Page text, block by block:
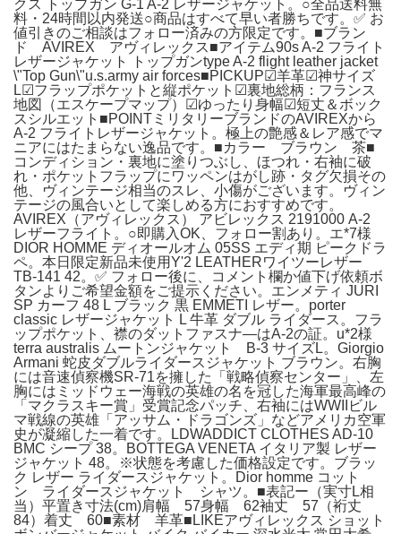
クス トップガン G-1 A-2 レザージャケット。○全品送料無
料・24時間以内発送○商品はすべて早い者勝ちです。✅ お
値引きのご相談はフォロー済みの方限定です。■ブラン
ド AVIREX アヴィレックス■アイテム90s A-2 フライト
レザージャケット トップガンtype A-2 flight leather jacket
\"Top Gun\"u.s.army air forces■PICKUP☑︎羊革☑︎神サイズ
L☑︎フラップポケットと縦ポケット☑︎裏地総柄：フランス
地図（エスケープマップ）☑︎ゆったり身幅☑︎短丈＆ボック
スシルエット■POINTミリタリーブランドのAVIREXから
A-2 フライトレザージャケット。極上の艶感＆レア感でマ
ニアにはたまらない逸品です。■カラー ブラウン 茶■
コンディション・裏地に塗りつぶし、ほつれ・右袖に破
れ・ポケットフラップにワッペンはがし跡・タグ欠損その
他、ヴィンテージ相当のスレ、小傷がございます。ヴィン
テージの風合いとして楽しめる方におすすめです。
AVIREX（アヴィレックス） アビレックス 2191000 A-2
レザーフライト。○即購入OK、フォロー割あり。エ*7様
DIOR HOMME ディオールオム 05SS エディ期 ピークドラ
ペ。本日限定新品未使用Y'2 LEATHERワイツーレザー
TB-141 42。✅ フォロー後に、コメント欄か値下げ依頼ボ
タンよりご希望金額をご提示ください。エンメティ JURI
SP カーフ 48 L ブラック 黒 EMMETI レザー。porter
classic レザージャケット L 牛革 ダブル ライダース。フラ
ップポケット、襟のダットファスナ―はA-2の証。u*2様
terra australis ムートンジャケット B-3 サイズL。Giorgio
Armani 蛇皮ダブルライダースジャケット ブラウン。右胸
には音速偵察機SR-71を擁した「戦略偵察センター」、左
胸にはミッドウェー海戦の英雄の名を冠した海軍最高峰の
「マクラスキー賞」受賞記念パッチ、右袖にはWWIIビル
マ戦線の英雄「アッサム・ドラゴンズ」などアメリカ空軍
史が凝縮した一着です。LDWADDICT CLOTHES AD-10
BMC シープ 38。BOTTEGA VENETA イタリア製 レザー
ジャケット 48。※状態を考慮した価格設定です。ブラッ
ク レザー ライダースジャケット。Dior homme コット
ン ライダースジャケット シャツ。■表記ー（実寸L相
当）平置き寸法(cm)肩幅 57身幅 62袖丈 57（裄丈
84）着丈 60■素材 羊革■LIKEアヴィレックス ショット